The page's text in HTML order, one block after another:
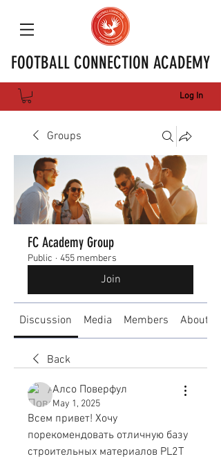
FOOTBALL CONNECTION ACADEMY
Log In
Groups
FC Academy Group
Public · 455 members
Join
Discussion Media Members About
Back
Алсо Поверфул
May 1, 2025
Всем привет! Хочу
порекомендовать отличную базу
строительных материалов PL2T